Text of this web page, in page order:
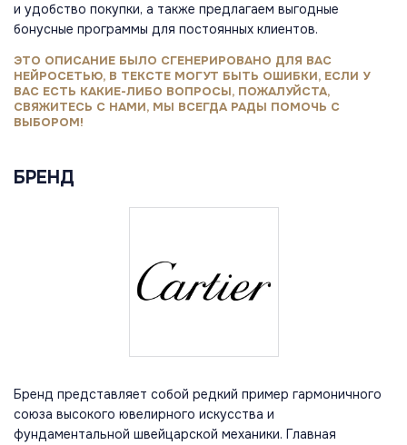
и удобство покупки, а также предлагаем выгодные
бонусные программы для постоянных клиентов.
ЭТО ОПИСАНИЕ БЫЛО СГЕНЕРИРОВАНО ДЛЯ ВАС
НЕЙРОСЕТЬЮ, В ТЕКСТЕ МОГУТ БЫТЬ ОШИБКИ, ЕСЛИ У
ВАС ЕСТЬ КАКИЕ-ЛИБО ВОПРОСЫ, ПОЖАЛУЙСТА,
СВЯЖИТЕСЬ С НАМИ, МЫ ВСЕГДА РАДЫ ПОМОЧЬ С
ВЫБОРОМ!
БРЕНД
Бренд представляет собой редкий пример гармоничного
союза высокого ювелирного искусства и
фундаментальной швейцарской механики. Главная